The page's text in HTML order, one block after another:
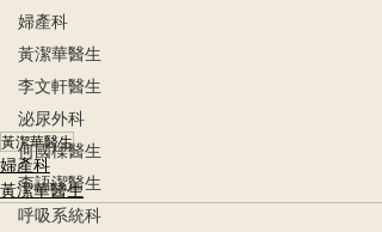
婦產科
黃潔華醫生
李文軒醫生
泌尿外科
何國樑醫生
李語潔醫生
呼吸系統科
黃潔華醫生
婦產科
黃潔華醫生